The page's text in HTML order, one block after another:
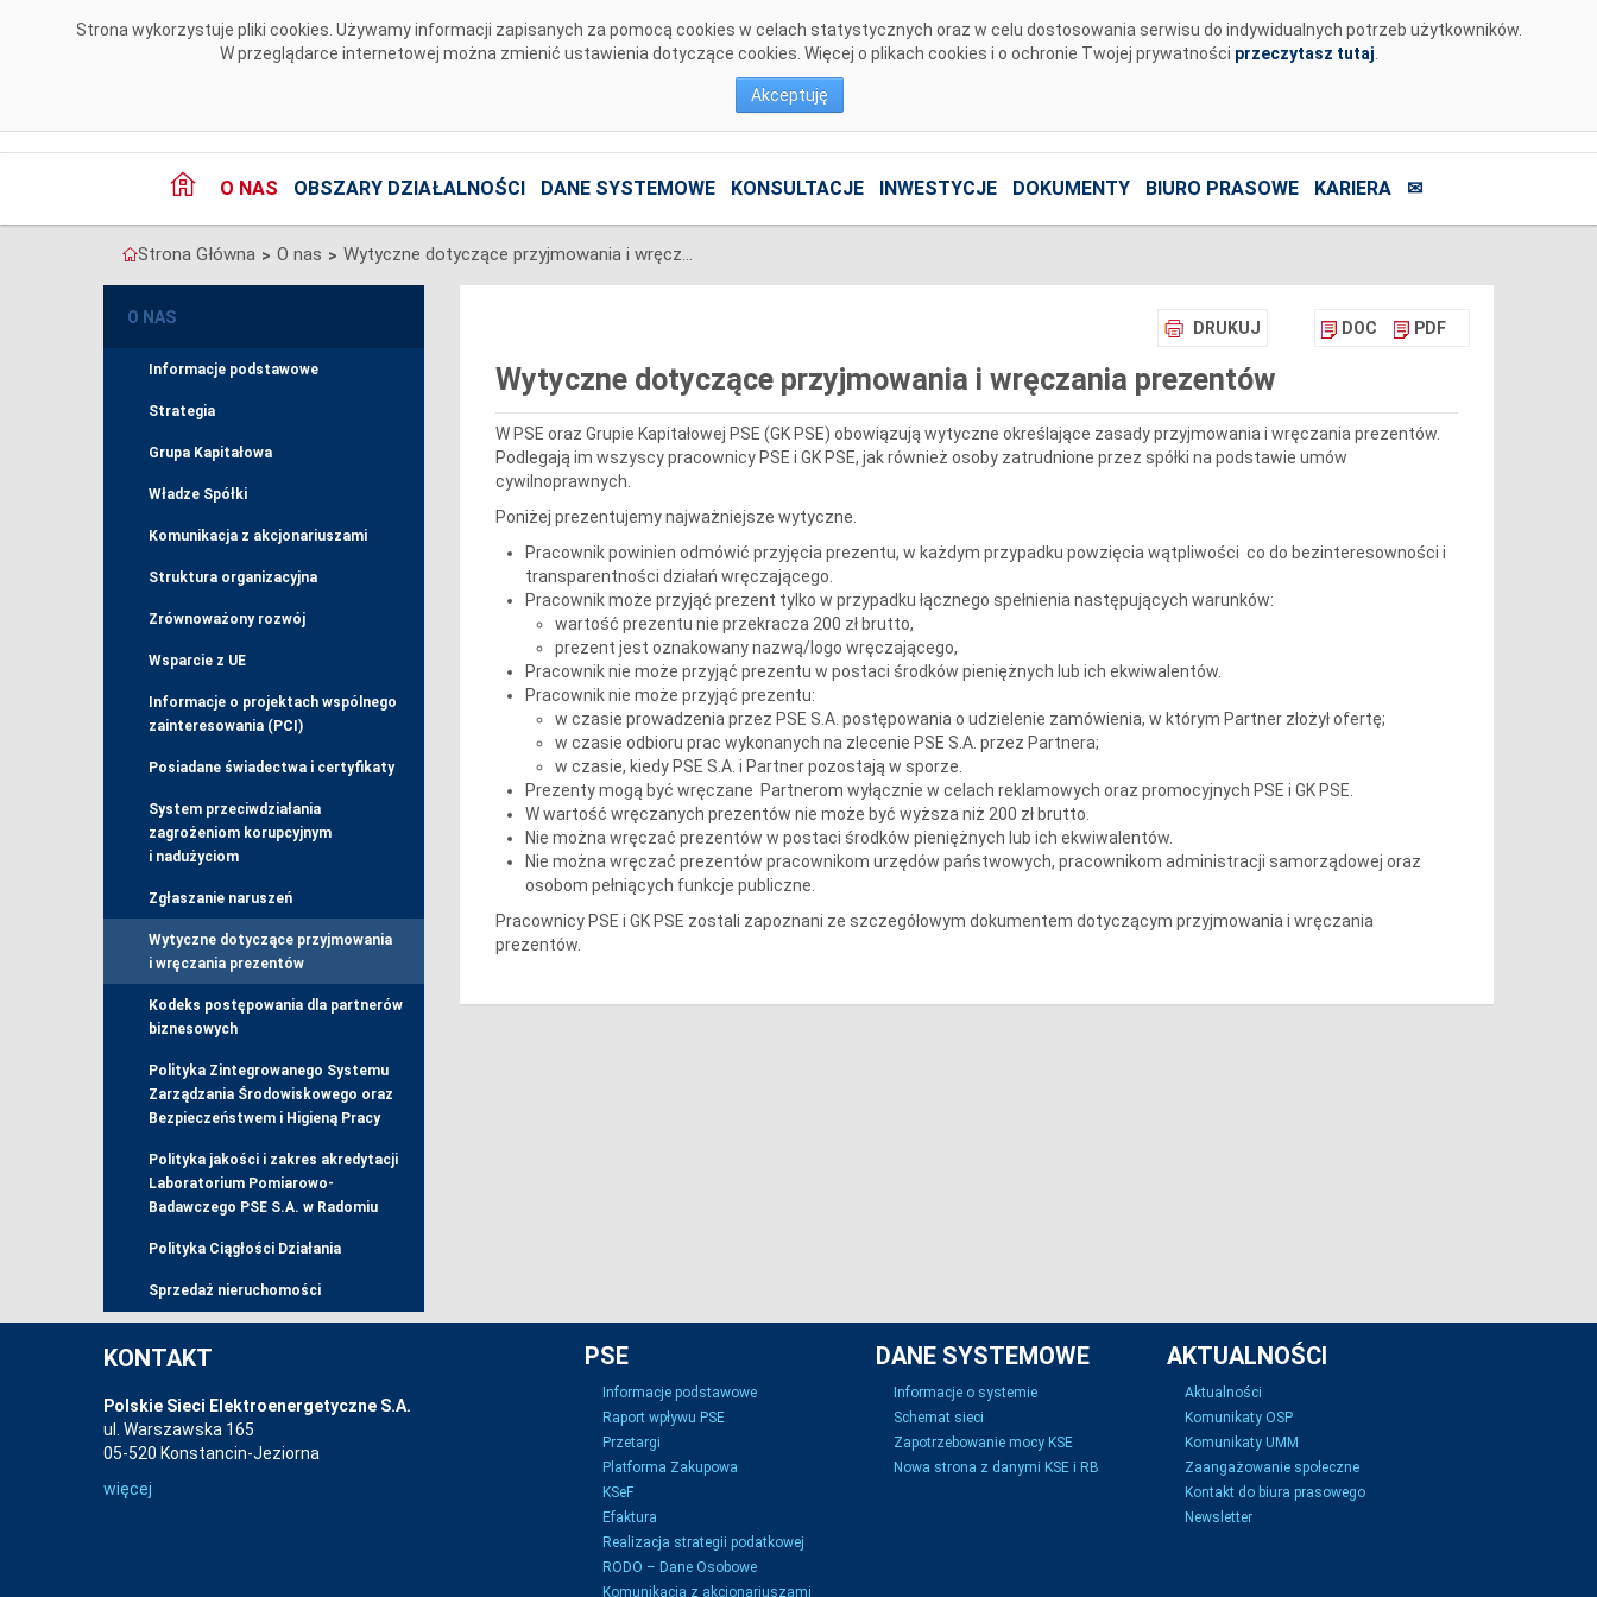
Strona wykorzystuje pliki cookies. Używamy informacji zapisanych za pomocą cookies w celach statystycznych oraz w celu dostosowania serwisu do indywidualnych potrzeb użytkowników.
W przeglądarce internetowej można zmienić ustawienia dotyczące cookies. Więcej o plikach cookies i o ochronie Twojej prywatności przeczytasz tutaj
Akceptuję
O NAS OBSZARY DZIAŁALNOŚCI DANE SYSTEMOWE KONSULTACJE INWESTYCJE DOKUMENTY BIURO PRASOWE KARIERA ✉
Strona Główna > O nas > Wytyczne dotyczące przyjmowania i wręczania prezentów
O NAS
Informacje podstawowe
Strategia
Grupa Kapitałowa
Władze Spółki
Komunikacja z akcjonariuszami
Struktura organizacyjna
Zrównoważony rozwój
Wsparcie z UE
Informacje o projektach wspólnego
zainteresowania (PCI)
Posiadane świadectwa i certyfikaty
System przeciwdziałania
zagrożeniom korupcyjnym
i nadużyciom
Zgłaszanie naruszeń
Wytyczne dotyczące przyjmowania
i wręczania prezentów
Kodeks postępowania dla partnerów
biznesowych
Polityka Zintegrowanego Systemu
Zarządzania Środowiskowego oraz
Bezpieczeństwem i Higieną Pracy
Polityka jakości i zakres akredytacji
Laboratorium Pomiarowo-
Badawczego PSE S.A. w Radomiu
Polityka Ciągłości Działania
Sprzedaż nieruchomości
DRUKUJ DOC PDF
Wytyczne dotyczące przyjmowania i wręczania prezentów
W PSE oraz Grupie Kapitałowej PSE (GK PSE) obowiązują wytyczne określające zasady przyjmowania i wręczania prezentów.
Podlegają im wszyscy pracownicy PSE i GK PSE, jak również osoby zatrudnione przez spółki na podstawie umów
cywilnoprawnych.
Poniżej prezentujemy najważniejsze wytyczne.
Pracownik powinien odmówić przyjęcia prezentu, w każdym przypadku powzięcia wątpliwości co do bezinteresowności i
transparentności działań wręczającego.
Pracownik może przyjąć prezent tylko w przypadku łącznego spełnienia następujących warunków:
wartość prezentu nie przekracza 200 zł brutto,
prezent jest oznakowany nazwą/logo wręczającego,
Pracownik nie może przyjąć prezentu w postaci środków pieniężnych lub ich ekwiwalentów.
Pracownik nie może przyjąć prezentu:
w czasie prowadzenia przez PSE S.A. postępowania o udzielenie zamówienia, w którym Partner złożył ofertę;
w czasie odbioru prac wykonanych na zlecenie PSE S.A. przez Partnera;
w czasie, kiedy PSE S.A. i Partner pozostają w sporze.
Prezenty mogą być wręczane Partnerom wyłącznie w celach reklamowych oraz promocyjnych PSE i GK PSE.
W wartość wręczanych prezentów nie może być wyższa niż 200 zł brutto.
Nie można wręczać prezentów w postaci środków pieniężnych lub ich ekwiwalentów.
Nie można wręczać prezentów pracownikom urzędów państwowych, pracownikom administracji samorządowej oraz
osobom pełniących funkcje publiczne.
Pracownicy PSE i GK PSE zostali zapoznani ze szczegółowym dokumentem dotyczącym przyjmowania i wręczania
prezentów.
KONTAKT
Polskie Sieci Elektroenergetyczne S.A.
ul. Warszawska 165
05-520 Konstancin-Jeziorna
więcej
PSE
Informacje podstawowe
Raport wpływu PSE
Przetargi
Platforma Zakupowa
KSeF
Efaktura
Realizacja strategii podatkowej
RODO – Dane Osobowe
Komunikacja z akcjonariuszami
DANE SYSTEMOWE
Informacje o systemie
Schemat sieci
Zapotrzebowanie mocy KSE
Nowa strona z danymi KSE i RB
AKTUALNOŚCI
Aktualności
Komunikaty OSP
Komunikaty UMM
Zaangażowanie społeczne
Kontakt do biura prasowego
Newsletter